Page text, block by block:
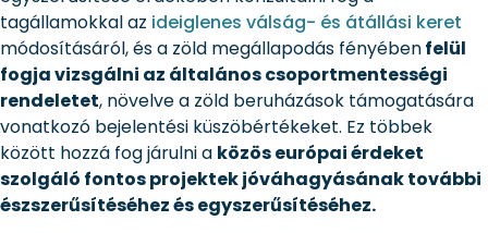
tagállamokkal az ideiglenes válság- és átállási keret
módosításáról, és a zöld megállapodás fényébenfelül
fogja vizsgálni az általános csoportmentességi
rendeletet, növelve a zöld beruházások támogatására
vonatkozó bejelentési küszöbértékeket. Ez többek
között hozzá fog járulni a közös európai érdeket
szolgáló fontos projektek jóváhagyásának további
észszerűsítéséhez és egyszerűsítéséhez.